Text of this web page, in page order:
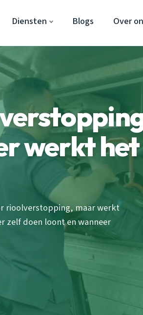
Diensten Blogs Over
werkt het
rioolverstopping, maar werkt
zelf doen loont en wanneer